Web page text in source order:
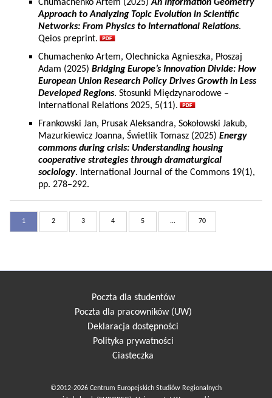
Chumachenko Artem (2025)An Information Geometry
Approach to Analyzing Topic Evolution in Scientific
Networks: From Physics to International Relations.
Qeios preprint.
Chumachenko Artem, Olechnicka Agnieszka, Płoszaj
Adam (2025) Bridging Europe’s Innovation Divide: How
European Union Research Policy Drives Growth in Less
Developed Regions. Stosunki Międzynarodowe –
International Relations 2025, 5(11).
Frankowski Jan, Prusak Aleksandra, Sokołowski Jakub,
Mazurkiewicz Joanna, Świetlik Tomasz (2025) Energy
commons during crisis: Understanding housing
cooperative strategies through dramaturgical
sociology. International Journal of the Commons 19(1),
pp. 278–292.
1 2 3 4 5 ... 70
Poczta dla studentów
Poczta dla pracowników (UW)
Deklaracja dostępności
Polityka prywatności
Ciasteczka
©2012-2026 Centrum Europejskich Studiów Regionalnych